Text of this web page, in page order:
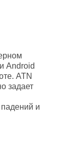
Android
ATN
задает
и